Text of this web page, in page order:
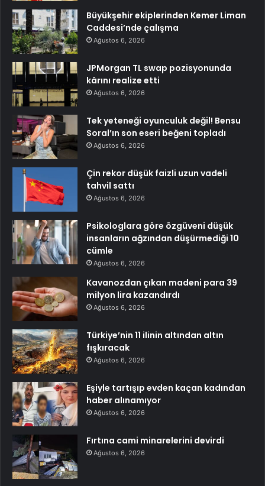
Büyükşehir ekiplerinden Kemer Liman
Caddesi’nde çalışma
Ağustos 6, 2026
JPMorgan TL swap pozisyonunda
kârını realize etti
Ağustos 6, 2026
Tek yeteneği oyunculuk değil! Bensu
Soral’ın son eseri beğeni topladı
Ağustos 6, 2026
Çin rekor düşük faizli uzun vadeli
tahvil sattı
Ağustos 6, 2026
Psikologlara göre özgüveni düşük
insanların ağzından düşürmediği 10
cümle
Ağustos 6, 2026
Kavanozdan çıkan madeni para 39
milyon lira kazandırdı
Ağustos 6, 2026
Türkiye’nin 11 ilinin altından altın
fışkıracak
Ağustos 6, 2026
Eşiyle tartışıp evden kaçan kadından
haber alınamıyor
Ağustos 6, 2026
Fırtına cami minarelerini devirdi
Ağustos 6, 2026